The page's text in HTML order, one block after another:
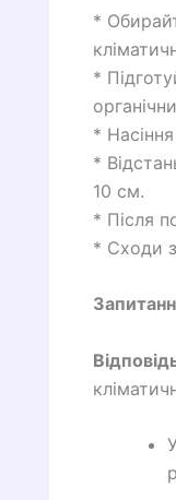
*
*
*
*
10 см.
* Після
* Сходи